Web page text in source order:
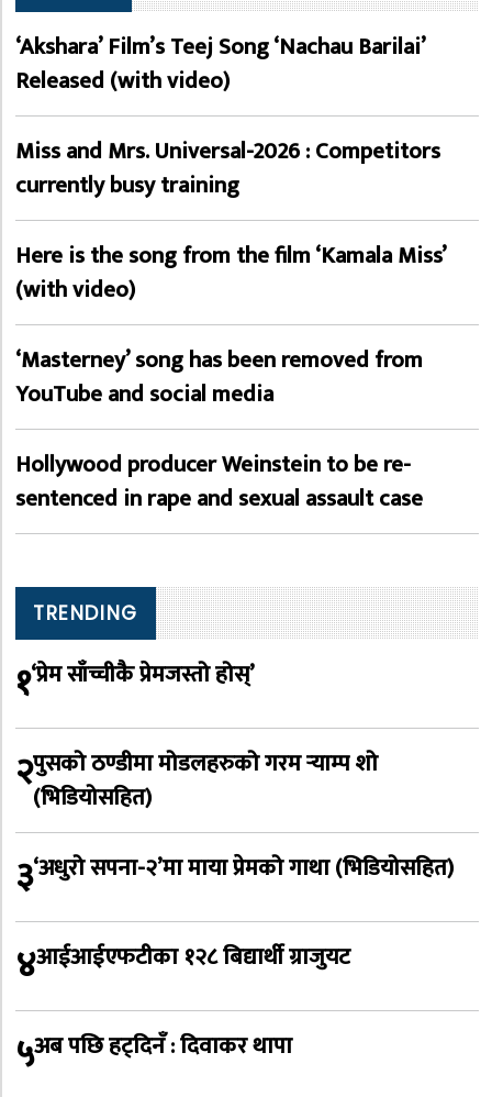
‘Akshara’ Film’s Teej Song ‘Nachau Barilai’
Released (with video)
Miss and Mrs. Universal-2026 : Competitors
currently busy training
Here is the song from the film ‘Kamala Miss’
(with video)
‘Masterney’ song has been removed from
YouTube and social media
Hollywood producer Weinstein to be re-
sentenced in rape and sexual assault case
TRENDING
१‘प्रेम साँच्चीकै प्रेमजस्तो होस्’
२पुसको ठण्डीमा मोडलहरुको गरम र्‍याम्प शो
(भिडियोसहित)
३‘अधुरो सपना-२’मा माया प्रेमको गाथा (भिडियोसहित)
४आईआईएफटीका १२८ बिद्यार्थी ग्राजुयट
५अब पछि हट्दिनँ : दिवाकर थापा